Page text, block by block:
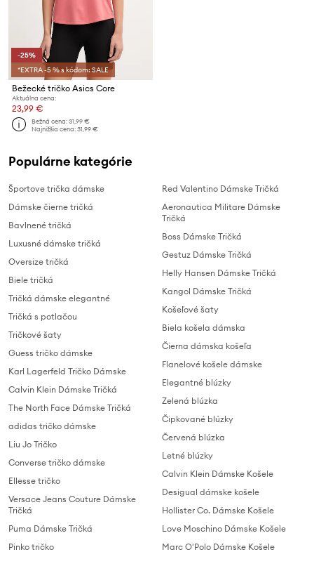
-25%
*EXTRA -5 % s kódom: SALE
Bežecké tričko Asics Core
Aktuálna cena:
23,99 €
Bežná cena:31,99 €
Najnižšia cena:31,99 €
Populárne kategórie
Športove trička dámske
Dámske čierne tričká
Bavlnené tričká
Luxusné dámske tričká
Oversize tričká
Biele tričká
Tričká dámske elegantné
Tričká s potlačou
Tričkové šaty
Guess tričko dámske
Karl Lagerfeld Tričko Dámske
Calvin Klein Dámske Tričká
The North Face Dámske Tričká
adidas tričko dámske
Liu Jo Tričko
Converse tričko dámske
Ellesse tričko
Versace Jeans Couture Dámske
Tričká
Puma Dámske Tričká
Pinko tričko
Red Valentino Dámske Tričká
Aeronautica Militare Dámske
Tričká
Boss Dámske Tričká
Gestuz Dámske Tričká
Helly Hansen Dámske Tričká
Kangol Dámske Tričká
Košeľové šaty
Biela košela dámska
Čierna dámska košeľa
Flanelové košele dámske
Elegantné blúzky
Zelená blúzka
Čipkované blúzky
Červená blúzka
Letné blúzky
Calvin Klein Dámske Košele
Desigual dámske košele
Hollister Co. Dámske Košele
Love Moschino Dámske Košele
Marc O'Polo Dámske Košele